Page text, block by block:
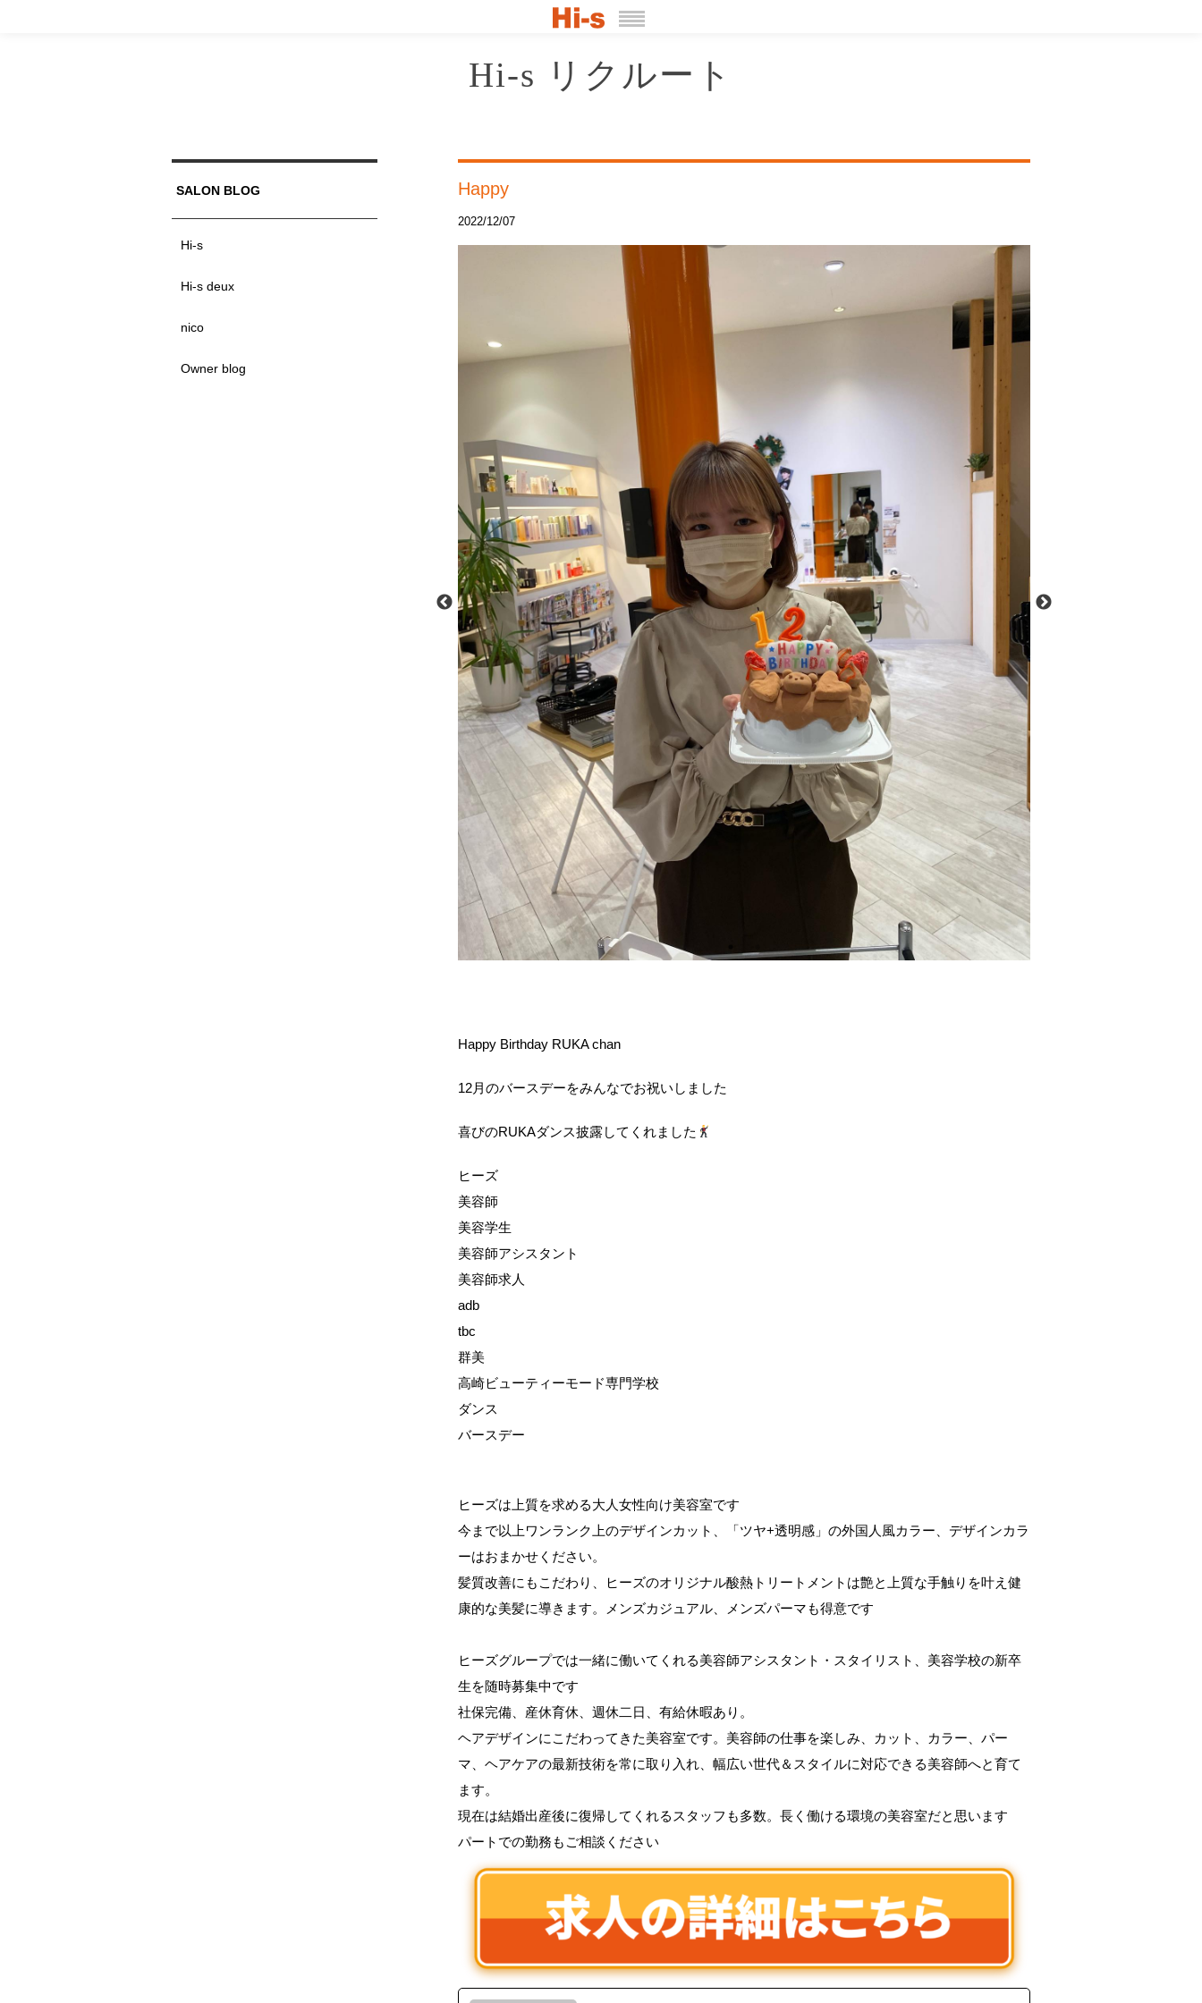
Hi-s リクルート
SALON BLOG
Hi-s
Hi-s deux
nico
Owner blog
Happy
2022/12/07
画
Happy Birthday RUKA chan
12月のバースデーをみんなでお祝いしました
喜びのRUKAダンス披露してくれました
ヒーズ
美容師
美容学生
美容師アシスタント
美容師求人
adb
tbc
群美
高崎ビューティーモード専門学校
ダンス
バースデー
ヒーズは上質を求める大人女性向け美容室です
今まで以上ワンランク上のデザインカット、「ツヤ+透明感」の外国人風カラー、デザインカラ
ーはおまかせください。
髪質改善にもこだわり、ヒーズのオリジナル酸熱トリートメントは艶と上質な手触りを叶え健
康的な美髪に導きます。メンズカジュアル、メンズパーマも得意です
ヒーズグループでは一緒に働いてくれる美容師アシスタント・スタイリスト、美容学校の新卒
生を随時募集中です
社保完備、産休育休、週休二日、有給休暇あり。
ヘアデザインにこだわってきた美容室です。美容師の仕事を楽しみ、カット、カラー、パー
マ、ヘアケアの最新技術を常に取り入れ、幅広い世代＆スタイルに対応できる美容師へと育て
ます。
現在は結婚出産後に復帰してくれるスタッフも多数。長く働ける環境の美容室だと思います
パートでの勤務もご相談ください